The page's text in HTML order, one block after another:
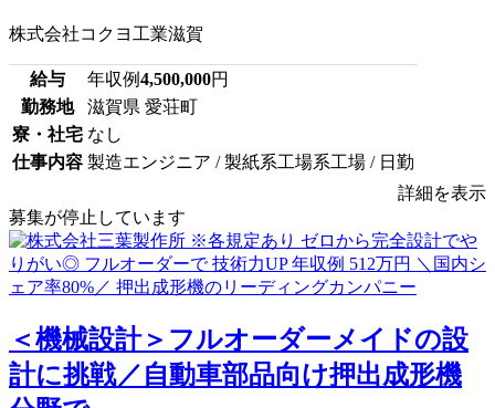
株式会社コクヨ工業滋賀
給与 年収例4,500,000円
勤務地
滋賀県 愛荘町
寮・社宅 なし
仕事内容 製造エンジニア / 製紙系工場系工場 / 日勤
詳細を表示
募集が停止しています
＜機械設計＞フルオーダーメイドの設
計に挑戦／自動車部品向け押出成形機